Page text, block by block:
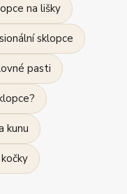
na lišky
sklopce
pasti
kunu